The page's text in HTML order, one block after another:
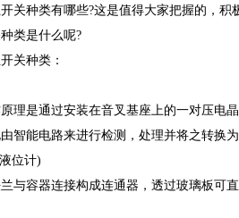
种类有哪些?这是值得大家把握的，积
类是什么呢?
关种类：
是通过安装在音叉基座上的一对压电
智能电路来进行检测，处理并将之转换
位计)
容器连接构成连通器，透过玻璃板可